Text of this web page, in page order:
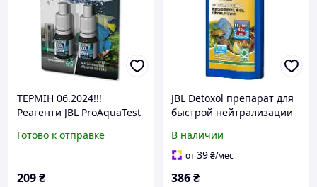
ТЕРМІН 06.2024!!!
Реагенти JBL ProAquaTest
визначення pH та CO2 у
Готово к отправке
209₴
JBL Detoxol препарат для
быстрой нейтрализации
воде, 250 мл (25157)
В наличии
от39₴/мес
386₴